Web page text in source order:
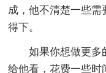
成，他不清楚一些
得下。
如果你想做更多
给他看，花费一些时